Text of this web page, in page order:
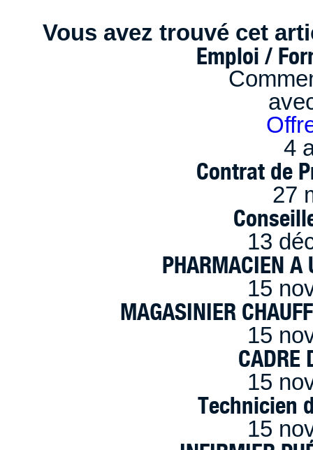
Vous avez trouvé cet
Emploi /
4
Contrat de
27
13
PHARMACIEN A
15
MAGASINIER
15
CADRE
15
Technicien
15